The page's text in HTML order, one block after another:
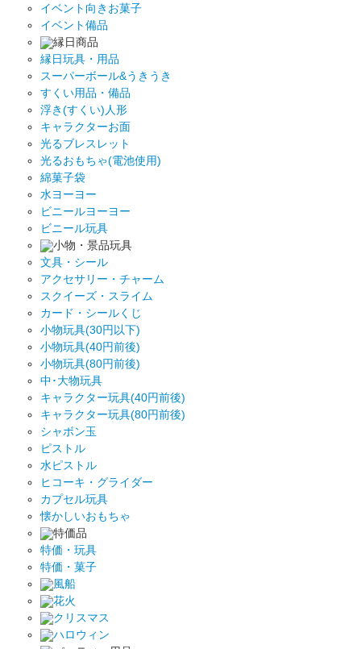
イベント向きお菓子
イベント備品
縁日商品
縁日玩具・用品
スーパーボール&うきうき
すくい用品・備品
浮き(すくい)人形
キャラクターお面
光るブレスレット
光るおもちゃ(電池使用)
綿菓子袋
水ヨーヨー
ビニールヨーヨー
ビニール玩具
小物・景品玩具
文具・シール
アクセサリー・チャーム
スクイーズ・スライム
カード・シールくじ
小物玩具(30円以下)
小物玩具(40円前後)
小物玩具(80円前後)
中･大物玩具
キャラクター玩具(40円前後)
キャラクター玩具(80円前後)
シャボン玉
ピストル
水ピストル
ヒコーキ・グライダー
カプセル玩具
懐かしいおもちゃ
特価品
特価・玩具
特価・菓子
風船
花火
クリスマス
ハロウィン